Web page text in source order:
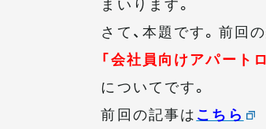
さて、本題です。前回
「会社員向けアパート
についてです。
前回の記事はこちら